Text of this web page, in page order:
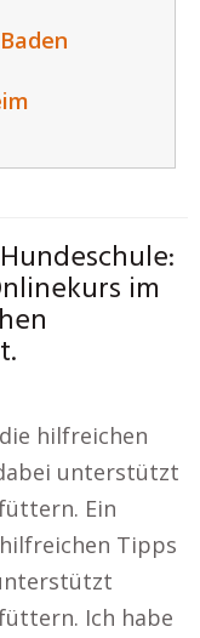
im
hilfreichen
unterstützt
Ein
Tipps
Ich habe